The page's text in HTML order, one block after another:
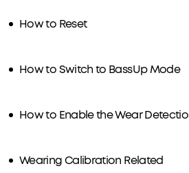
How to Reset
How to Switch to BassUp Mode
How to Enable the Wear
Wearing Calibration Related